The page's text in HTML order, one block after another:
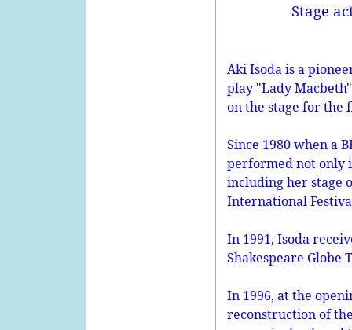
Stage
Aki Isoda is a
play "Lady
on the stage for the
Since 1980 when a
performed not only
including her stage
International
In 1991, Isoda
Shakespeare Globe
In 1996, at the
reconstruction of